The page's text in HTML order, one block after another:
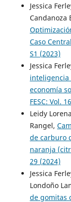
Jessica
Candanoza
Caso
S1 (2023)
Jessica
inteligencia
economía
FESC: Vol.
Leidy
Rangel,
de carburo
naranja
29 (2024)
Jessica
Londoño
de gomitas